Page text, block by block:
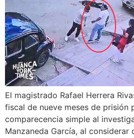
El magistrado Rafael Herrera
fiscal de nueve meses de prisión
comparecencia simple al
Manzaneda García, al considerar